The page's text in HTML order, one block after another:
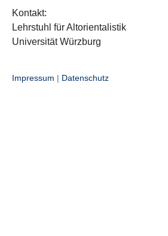
Kontakt:
Lehrstuhl für Altorientalistik
Universität Würzburg
Impressum | Datenschutz